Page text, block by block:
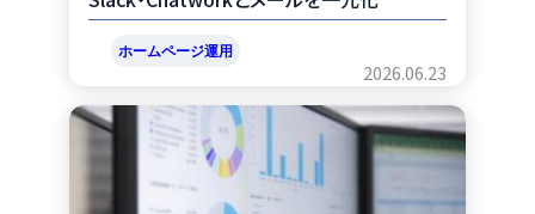
ホームページ運用
2026.06.23